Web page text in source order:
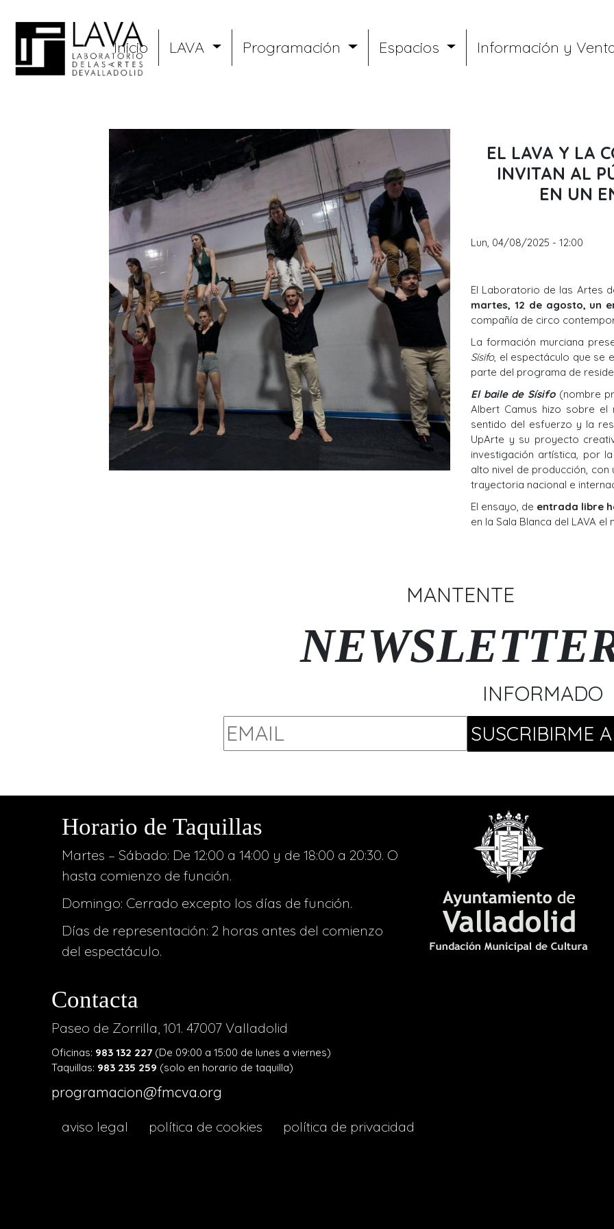
contenido
Menu
LAVA
Inicio LAVA Programación Espacios Información y
EL LAVA Y LA
INVITAN AL
EN UN
Lun, 04/08/2025 - 12:00
El Laboratorio de las Artes
martes, 12 de agosto, un
compañía de circo
La formación murciana
Sísifo, el espectáculo que se
parte del programa de
El baile de Sísifo(nombre
Albert Camus hizo sobre
sentido del esfuerzo y la
UpArte y su proyecto
investigación artística, por
alto nivel de producción,
trayectoria nacional e
El ensayo, de entrada libre
en la Sala Blanca del LAVA
MANTENTE
INFORMADO
Horario de Taquillas
Martes – Sábado: De 12:00 a 14:00 y de 18:00 a 20:30. O
hasta comienzo de función.
Domingo: Cerrado excepto los días de función.
Días de representación: 2 horas antes del comienzo
del espectáculo.
Contacta
Paseo de Zorrilla, 101. 47007 Valladolid
Oficinas: 983 132 227 (De 09:00 a 15:00 de lunes a viernes)
Taquillas: 983 235 259 (solo en horario de taquilla)
programacion@fmcva.org
menuaviso legal política de cookies política de privacidad